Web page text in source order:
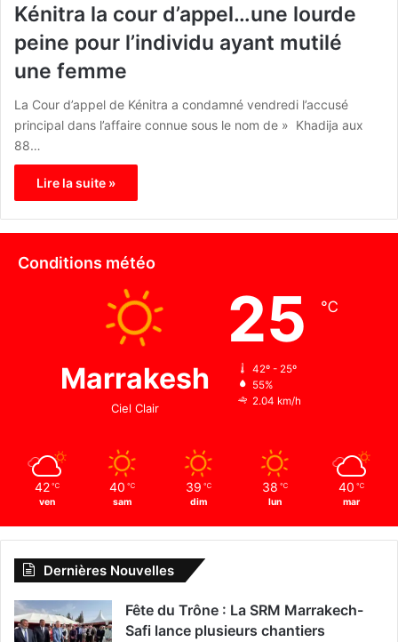
Kénitra la cour d’appel…une lourde
peine pour l’individu ayant mutilé
une femme
La Cour d’appel de Kénitra a condamné vendredi l’accusé
principal dans l’affaire connue sous le nom de » Khadija aux
88…
Lire la suite »
Conditions météo
Marrakesh
Ciel Clair
25 ℃
42º - 25º
55%
2.04 km/h
42 ℃
ven
40 ℃
sam
39 ℃
dim
38 ℃
lun
40 ℃
mar
Dernières Nouvelles
Fête du Trône : La SRM Marrakech-
Safi lance plusieurs chantiers